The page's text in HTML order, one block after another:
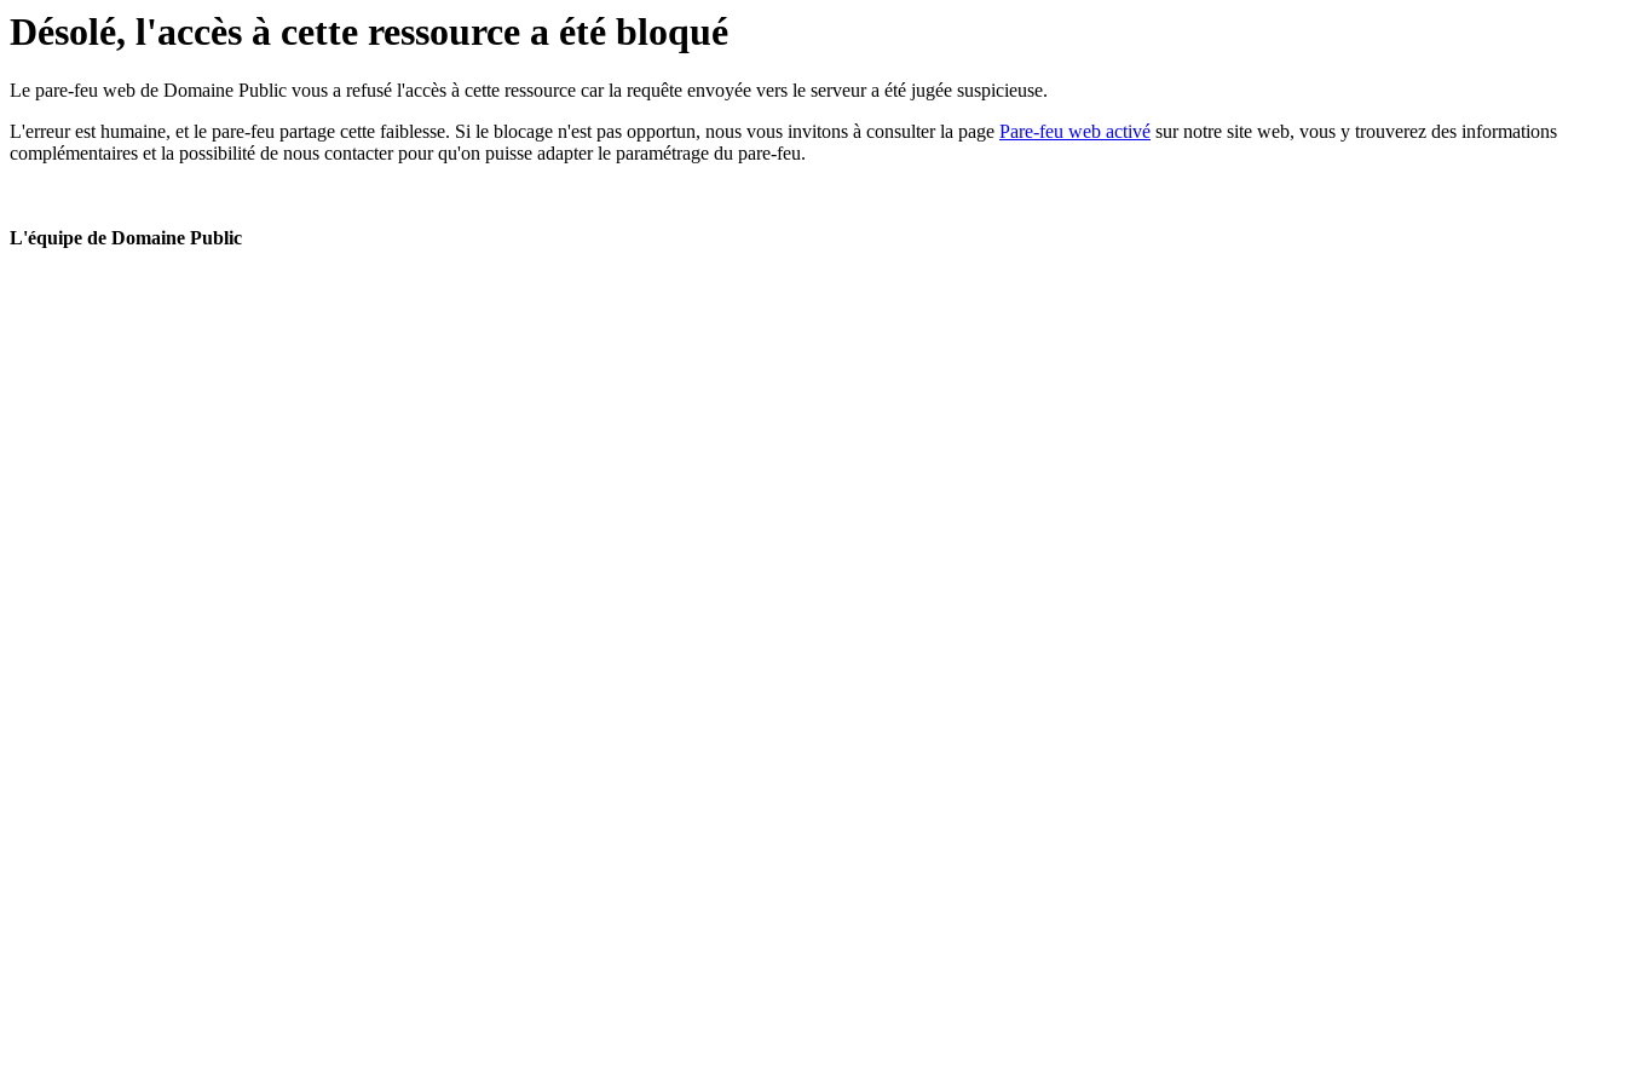
Désolé, l'accès à cette ressource a été bloqué
Le pare-feu web de Domaine Public vous a refusé l'accès à cette ressource car la requête envoyée vers le serveur a été jugée suspicieuse.
L'erreur est humaine, et le pare-feu partage cette faiblesse. Si le blocage n'est pas opportun, nous vous invitons à consulter la page Pare-feu web activé sur notre site web, vous y trouverez des informations
complémentaires et la possibilité de nous contacter pour qu'on puisse adapter le paramétrage du pare-feu.
L'équipe de Domaine Public